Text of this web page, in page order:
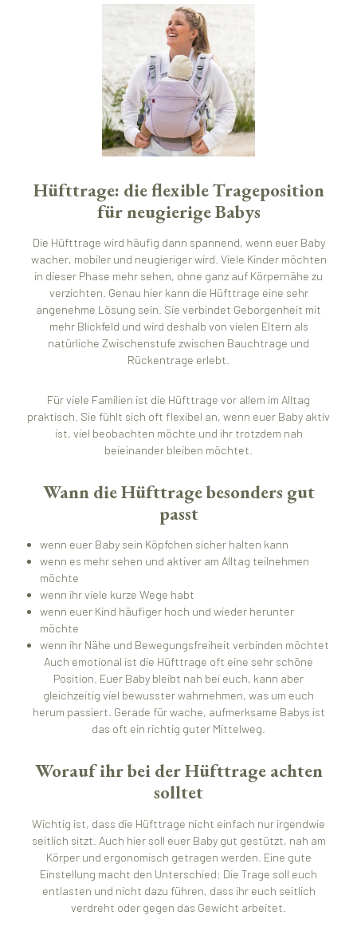
Hüfttrage: die flexible Trageposition
für neugierige Babys
Die Hüfttrage wird häufig dann spannend, wenn euer Baby
wacher, mobiler und neugieriger wird. Viele Kinder möchten
in dieser Phase mehr sehen, ohne ganz auf Körpernähe zu
verzichten. Genau hier kann die Hüfttrage eine sehr
angenehme Lösung sein. Sie verbindet Geborgenheit mit
mehr Blickfeld und wird deshalb von vielen Eltern als
natürliche Zwischenstufe zwischen Bauchtrage und
Rückentrage erlebt.
Für viele Familien ist die Hüfttrage vor allem im Alltag
praktisch. Sie fühlt sich oft flexibel an, wenn euer Baby aktiv
ist, viel beobachten möchte und ihr trotzdem nah
beieinander bleiben möchtet.
Wann die Hüfttrage besonders gut
passt
wenn euer Baby sein Köpfchen sicher halten kann
wenn es mehr sehen und aktiver am Alltag teilnehmen
möchte
wenn ihr viele kurze Wege habt
wenn euer Kind häufiger hoch und wieder herunter
möchte
wenn ihr Nähe und Bewegungsfreiheit verbinden möchtet
Auch emotional ist die Hüfttrage oft eine sehr schöne
Position. Euer Baby bleibt nah bei euch, kann aber
gleichzeitig viel bewusster wahrnehmen, was um euch
herum passiert. Gerade für wache, aufmerksame Babys ist
das oft ein richtig guter Mittelweg.
Worauf ihr bei der Hüfttrage achten
solltet
Wichtig ist, dass die Hüfttrage nicht einfach nur irgendwie
seitlich sitzt. Auch hier soll euer Baby gut gestützt, nah am
Körper und ergonomisch getragen werden. Eine gute
Einstellung macht den Unterschied: Die Trage soll euch
entlasten und nicht dazu führen, dass ihr euch seitlich
verdreht oder gegen das Gewicht arbeitet.